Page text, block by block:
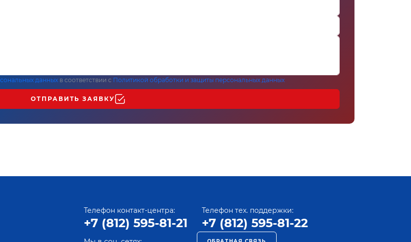
данных в соответствии с Политикой обработки и защиты персональных данных
ОТПРАВИТЬ ЗАЯВКУ
Телефон контакт-центра:
+7 (812) 595-81-21
Телефон тех. поддержки:
+7 (812) 595-81-22